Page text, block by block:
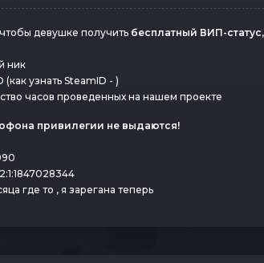
девушке получить бесплатный ВИП-статус
ник
(как узнать SteamID - )
часов проведенных на нашем проекте
привилегии не выдаются!
где то , я зарегана теперь